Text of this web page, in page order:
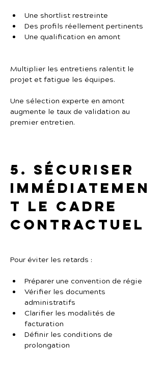
Une shortlist restreinte
Des profils réellement pertinents
Une qualification en amont
Multiplier les entretiens ralentit le
projet et fatigue les équipes.
Une sélection experte en amont
augmente le taux de validation au
premier entretien.
5. Sécuriser
immédiatemen
t le cadre
contractuel
Pour éviter les retards :
Préparer une convention de régie
Vérifier les documents
administratifs
Clarifier les modalités de
facturation
Définir les conditions de
prolongation